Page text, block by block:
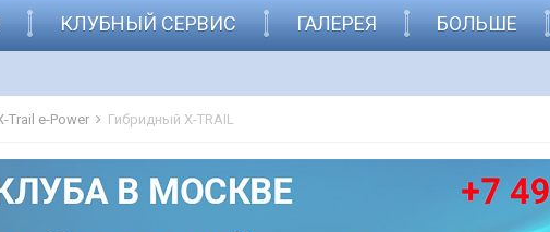
КЛУБНЫЙ СЕРВИС ГАЛЕРЕЯ БОЛЬШЕ
Trail e-Power Гибридный X-TRAIL